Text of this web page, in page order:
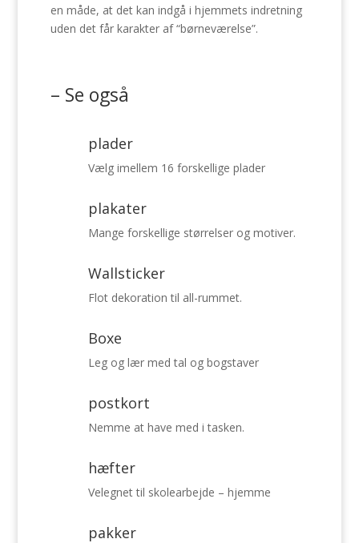
en måde, at det kan indgå i hjemmets indretning
uden det får karakter af “børneværelse”.
– Se også
plader
Vælg imellem 16 forskellige plader
plakater
Mange forskellige størrelser og motiver.
Wallsticker
Flot dekoration til all-rummet.
Boxe
Leg og lær med tal og bogstaver
postkort
Nemme at have med i tasken.
hæfter
Velegnet til skolearbejde – hjemme
pakker